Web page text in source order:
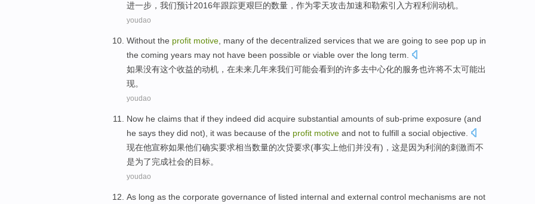
进一步 ， 我们预计2016年跟踪更艰巨的数量 ， 作为零天攻击加速和勒索引入方程利润动机。
youdao
Without the profit motive many of the decentralized services that we are going to see pop up in
the coming years may not have been possible or viable over the long term.
如果没有这个收益的动机 ， 在未来几年来我们可能会看到 的许多去中心化的服务也许将不太可能出
现。
youdao
Now he claims that if they indeed did acquire substantial amounts of sub-prime exposure (and
he says they did not), it was because of the profit motive and not to fulfill a social objective
现在他宣称如果他们确实要求相当数量的次贷要求(事实上他们并没有)， 这是因为利润的刺激而不
是为了完成社会的目标。
youdao
As long as the corporate governance of listed internal and external control mechanisms are not